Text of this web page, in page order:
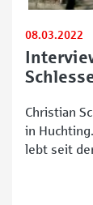
08.03.2022
Christian
in
lebt seit
tägliche